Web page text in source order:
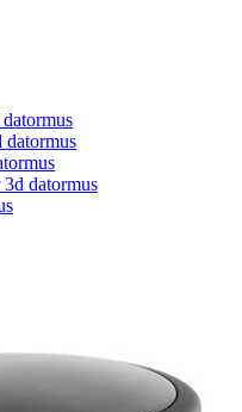
datormus
datormus